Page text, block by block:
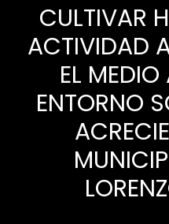
CULTIVAR
ACTIVIDAD
EL
ENTORNO